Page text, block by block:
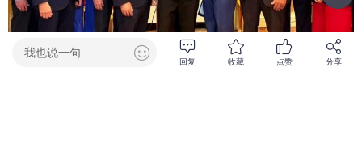
我也说一句
回复 收藏 点赞 分享